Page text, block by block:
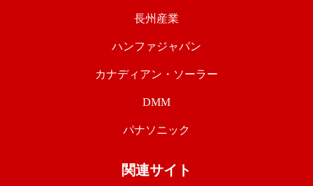
長州産業
ハンファジャパン
カナディアン・ソーラー
DMM
パナソニック
関連サイト